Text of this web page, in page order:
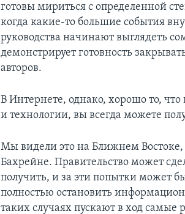
готовы мириться с определенной
когда какие-то большие события
руководства начинают выглядеть
демонстрирует готовность
авторов.
В Интернете, однако, хорошо то, что
и технологии, вы всегда можете
Мы видели это на Ближнем
Бахрейне. Правительство может
получить, и за эти попытки может
полностью остановить
таких случаях пускают в ход самые